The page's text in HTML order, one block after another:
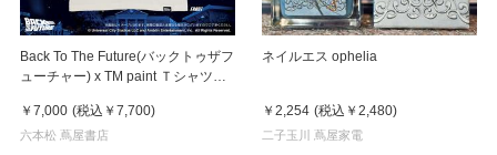
Back To The Future(バックトゥザフ
ューチャー) x TM paint Ｔシャツ
￥7,000 (税込 ￥7,700)
六本松 蔦屋書店
ネイルエス ophelia
￥2,254 (税込 ￥2,480)
二子玉川 蔦屋家電